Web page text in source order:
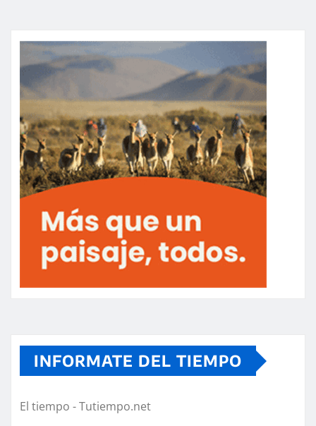
INFORMATE DEL TIEMPO
El tiempo - Tutiempo.net